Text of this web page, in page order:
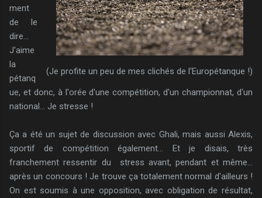
(Je profite un peu de mes clichés de l'Europétanque !)
ment
de le
dire...
J'aime
la
pétanq
ue, et donc, à l'orée d'une compétition, d'un championnat, d'un
national... Je stresse !
Ça a été un sujet de discussion avec Ghali, mais aussi Alexis,
sportif de compétition également... Et je disais, très
franchement ressentir du stress avant, pendant et même...
après un concours ! Je trouve ça totalement normal d'ailleurs !
On est soumis à une opposition, avec obligation de résultat,